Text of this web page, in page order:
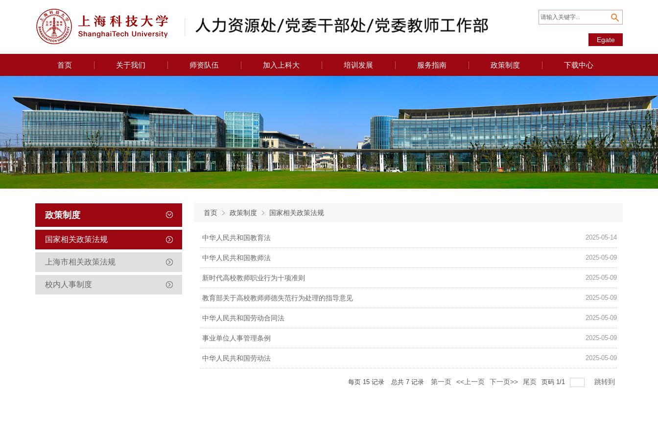
Egate
首页 关于我们 师资队伍 加入上科大 培训发展 服务指南 政策制度 下载中心
政策制度
国家相关政策法规
上海市相关政策法规
校内人事制度
首页 政策制度 国家相关政策法规
中华人民共和国教育法 2025-05-14
中华人民共和国教师法 2025-05-09
新时代高校教师职业行为十项准则 2025-05-09
教育部关于高校教师师德失范行为处理的指导意见 2025-05-09
中华人民共和国劳动合同法 2025-05-09
事业单位人事管理条例 2025-05-09
中华人民共和国劳动法 2025-05-09
每页 15 记录 总共 7 记录 第一页 <<上一页 下一页>> 尾页 页码 1/1 跳转到